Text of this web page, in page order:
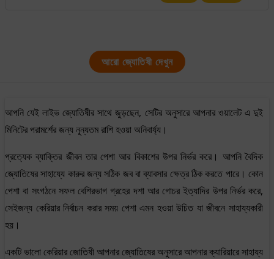
আরো জ্যোতিষী দেখুন
আপনি যেই লাইভ জ্যোতিষীর সাথে জুড়ছেন, সেটির অনুসারে আপনার ওয়ালেট এ দুই
মিনিটের পরামর্শের জন্য নূন্যতম রাশি হওয়া অনিবার্য্য।
প্রত্যেক ব্যাক্তির জীবন তার পেশা আর বিকাশের উপর নির্ভর করে। আপনি বৈদিক
জ্যোতিষের সাহায্যে কারুর জন্য সঠিক জব বা ব্যাবসার ক্ষেত্র ঠিক করতে পারে। কোন
পেশা বা সংগঠনে সফল বেশিরভাগ গ্রহের দশা আর গোচর ইত্যাদির উপর নির্ভর করে,
সেইজন্য কেরিয়ার নির্বাচন করার সময় পেশা এমন হওয়া উচিত যা জীবনে সাহায্যকারী
হয়।
একটি ভালো কেরিয়ার জোতিষী আপনার জ্যোতিষের অনুসারে আপনার ক্যারিয়ারে সাহায্য